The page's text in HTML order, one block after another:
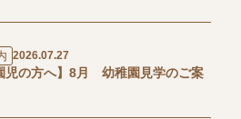
2026.07.27
児の方へ】8月 幼稚園見学のご案